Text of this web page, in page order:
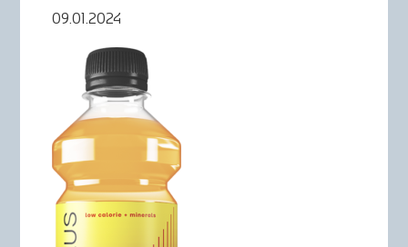
09.01.2024